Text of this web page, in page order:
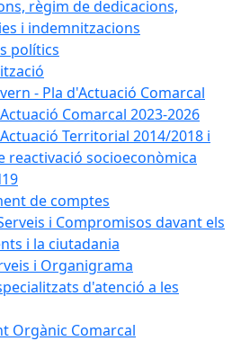
règim de dedicacions,
i indemnitzacions
polítics
- Pla d'Actuació Comarcal
Comarcal 2023-2026
Territorial 2014/2018 i
reactivació socioeconòmica
de comptes
i Compromisos davant els
i la ciutadania
i Organigrama
d'atenció a les
Orgànic Comarcal